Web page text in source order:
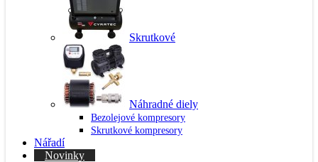
Skrutkové
Náhradné diely
Bezolejové kompresory
Skrutkové kompresory
Nářadí
Novinky